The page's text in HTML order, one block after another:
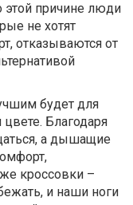
этой причине люди
не хотят
отказываются от
будет для
Благодаря
а дышащие
кроссовки –
и наши ноги